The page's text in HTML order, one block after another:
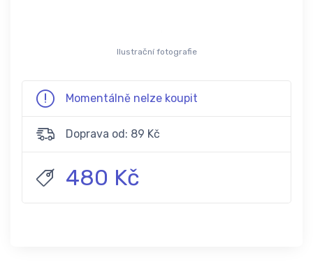
Ilustrační fotografie
Momentálně nelze koupit
Doprava od: 89 Kč
480 Kč